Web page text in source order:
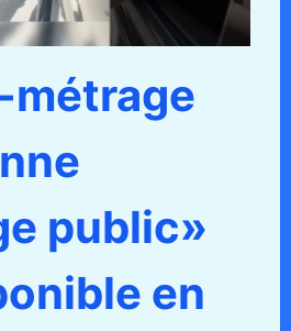
métrage
public»
en